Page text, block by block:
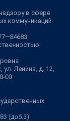
в сфере
коммуникаций
Ленина, д. 12,
00
83 (доб.3)